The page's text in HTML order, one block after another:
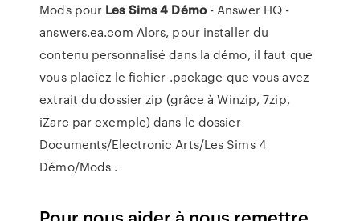
Mods pour Les Sims4 Démo- Answer HQ -
answers.ea.com Alors, pour installer du
contenu personnalisé dans la démo, il faut que
vous placiez le fichier .package que vous avez
extrait du dossier zip (grâce à Winzip, 7zip,
iZarc par exemple) dans le dossier
Documents/Electronic Arts/Les Sims 4
Démo/Mods .